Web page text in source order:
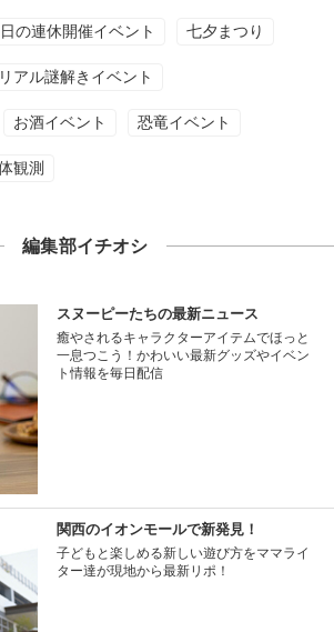
の連休開催イベント 七夕まつり
リアル謎解きイベント
お酒イベント 恐竜イベント
観測
編集部イチオシ
スヌーピーたちの最新ニュース
癒やされるキャラクターアイテムでほっと
一息つこう！かわいい最新グッズやイベン
ト情報を毎日配信
関西のイオンモールで新発見！
子どもと楽しめる新しい遊び方をママライ
ター達が現地から最新リポ！